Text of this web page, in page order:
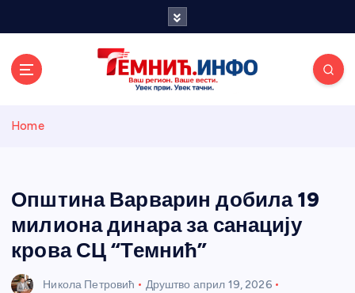
и портал
Home
Општина Варварин добила 19
милиона динара за санацију
крова СЦ “Темнић”
Никола Петровић Друштво април 19, 2026